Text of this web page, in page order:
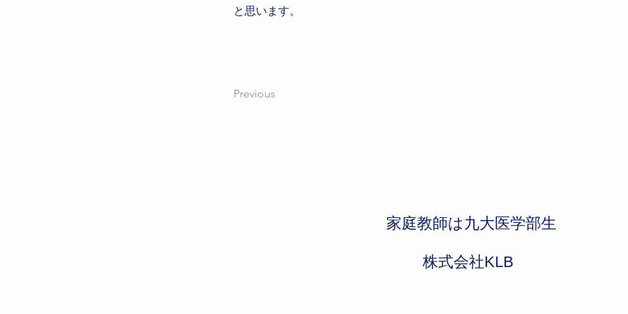
と思います。
Previous
​家庭教師は九大医学部生
​株式会社KLB